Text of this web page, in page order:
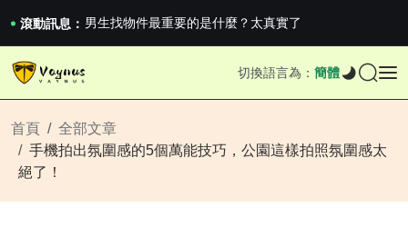
滾動訊息： 男生找物件最重要的是什麼？太真實了
2026澳網男單收官：全滿貫對上全滿亞，德約...
《巔峰守衛 Highguard》正式上線，官...
《巔峰守衛 Highguard》正式上線，官...
切換語言為： 簡體
首頁
全部文章
手機拍出氛圍感的5個萬能技巧，公園這樣拍照氛圍感太
絕了！